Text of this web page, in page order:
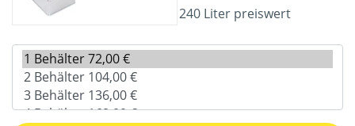
240 Liter preiswert